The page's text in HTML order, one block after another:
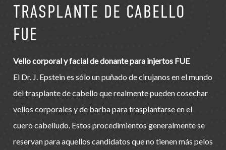
TRASPLANTE DE CABELLO
FUE
Vello corporal y facial de donante para injertos FUE
El Dr. J. Epstein es sólo un puñado de cirujanos en el mundo
del trasplante de cabello que realmente pueden cosechar
vellos corporales y de barba para trasplantarse en el
cuero cabelludo. Estos procedimientos generalmente se
reservan para aquellos candidatos que no tienen más pelos